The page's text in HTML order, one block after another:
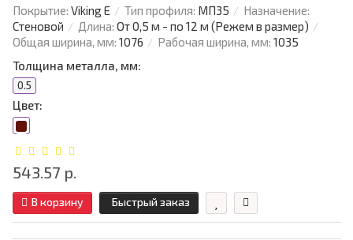
Покрытие: Viking E Тип профиля: МП35
Назначение:
Стеновой
Длина: От 0,5 м - по 12 м (Режем в размер)
Общая ширина, мм: 1076 Рабочая ширина, мм: 1035
Толщина металла, мм:
0.5
Цвет:
543.57 р.
В корзину Быстрый заказ